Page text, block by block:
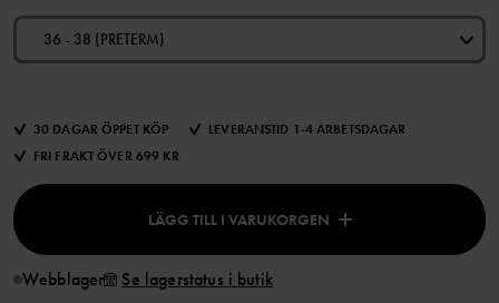
36 - 38 (PRETERM)
30 DAGAR ÖPPET KÖP
LEVERANSTID 1-4 ARBETSDAGAR
FRI FRAKT ÖVER 699 KR
LÄGG TILL I VARUKORGEN
Webblager Se lagerstatus i butik